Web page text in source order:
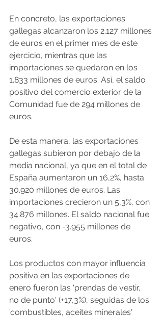
En concreto, las exportaciones
gallegas alcanzaron los 2.127 millones
de euros en el primer mes de este
ejercicio, mientras que las
importaciones se quedaron en los
1.833 millones de euros. Así, el saldo
positivo del comercio exterior de la
Comunidad fue de 294 millones de
euros.
De esta manera, las exportaciones
gallegas subieron por debajo de la
media nacional, ya que en el total de
España aumentaron un 16,2%, hasta
30.920 millones de euros. Las
importaciones crecieron un 5,3%, con
34.876 millones. El saldo nacional fue
negativo, con -3.955 millones de
euros.
Los productos con mayor influencia
positiva en las exportaciones de
enero fueron las 'prendas de vestir,
no de punto' (+17,3%), seguidas de los
'combustibles, aceites minerales'